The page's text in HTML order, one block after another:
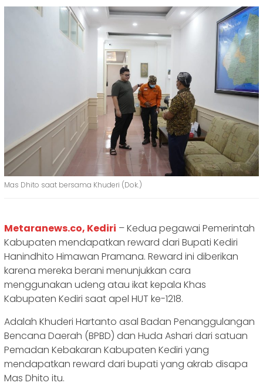
Mas Dhito saat bersama Khuderi (Dok.)
Metaranews.co, Kediri – Kedua pegawai Pemerintah
Kabupaten mendapatkan reward dari Bupati Kediri
Hanindhito Himawan Pramana. Reward ini diberikan
karena mereka berani menunjukkan cara
menggunakan udeng atau ikat kepala Khas
Kabupaten Kediri saat apel HUT ke-1218.
Adalah Khuderi Hartanto asal Badan Penanggulangan
Bencana Daerah (BPBD) dan Huda Ashari dari satuan
Pemadan Kebakaran Kabupaten Kediri yang
mendapatkan reward dari bupati yang akrab disapa
Mas Dhito itu.